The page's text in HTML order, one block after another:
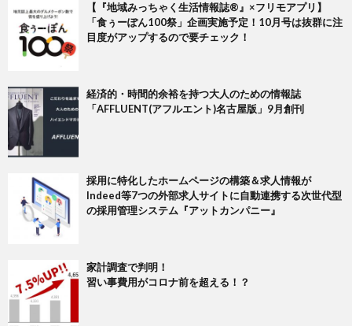
【『地域みっちゃく生活情報誌®』×フリモアプリ】
「食ぅーぽん100祭」企画実施予定！10月号は抜群に注
目度がアップするので要チェック！
経済的・時間的余裕を持つ大人のための情報誌
「AFFLUENT(アフルエント)名古屋版」9月創刊
採用に特化したホームページの構築＆求人情報が
Indeed等7つの外部求人サイトに自動連携する次世代型
の採用管理システム『アットカンパニー』
家計調査で判明！
習い事費用がコロナ前を超える！？